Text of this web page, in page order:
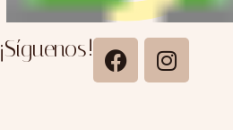
¡Síguenos!